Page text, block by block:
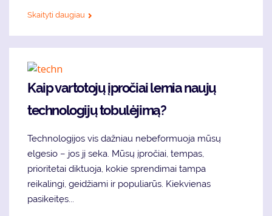
Skaityti daugiau
Kaip vartotojų įpročiai lemia naujų
technologijų tobulėjimą?
Technologijos vis dažniau nebeformuoja mūsų
elgesio – jos jį seka. Mūsų įpročiai, tempas,
prioritetai diktuoja, kokie sprendimai tampa
reikalingi, geidžiami ir populiarūs. Kiekvienas
pasikeitęs...